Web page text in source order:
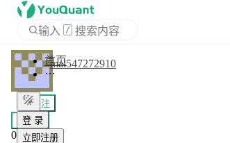
输入 / 搜索内容
APP
登 录
立即注册
mal547272910
+ 关注
私信
0